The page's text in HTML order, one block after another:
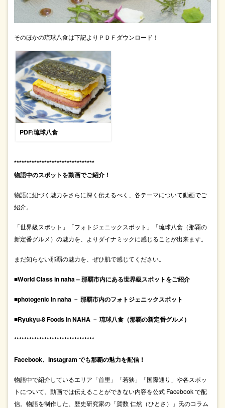
そのほかの琉球八食は下記よりＰＤＦダウンロード！
PDF:琉球八食
********************************
物語中のスポットを動画でご紹介！
物語に紐づく魅力をさらに深く伝えるべく、各テーマについて動画でご
紹介。
「世界級スポット」「フォトジェニックスポット」「琉球八食（那覇の
新定番グルメ）の魅力を、よりダイナミックに感じることが出来ます。
まだ知らない那覇の魅力を、ぜひ肌で感じてください。
■World Class in naha – 那覇市内にある世界級スポットをご紹介
■photogenic in naha － 那覇市内のフォトジェニックスポット
■Ryukyu-8 Foods in NAHA － 琉球八食（那覇の新定番グルメ）
********************************
Facebook、Instagram でも那覇の魅力を配信！
物語中で紹介しているエリア「首里」「若狭」「国際通り」や各スポッ
トについて、動画では伝えることができない内容を公式 Facebook で配
信。物語を制作した、歴史研究家の「賀数 仁然（ひとさ）」氏のコラム